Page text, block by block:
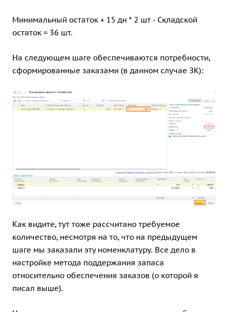
Минимальный остаток + 15 дн * 2 шт - Складской
остаток = 36 шт.
На следующем шаге обеспечиваются потребности,
сформированные заказами (в данном случае ЗК):
Как видите, тут тоже рассчитано требуемое
количество, несмотря на то, что на предыдущем
шаге мы заказали эту номенклатуру. Все дело в
настройке метода поддержания запаса
относительно обеспечения заказов (о которой я
писал выше).